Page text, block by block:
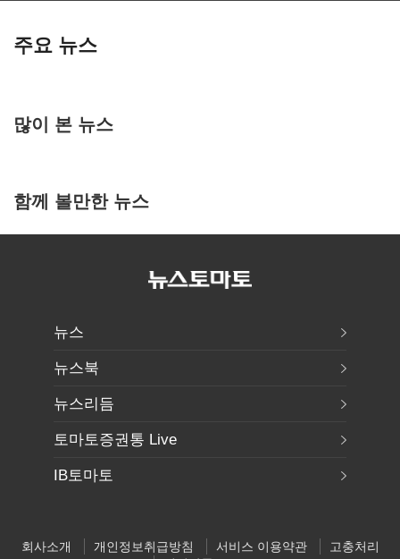
주요 뉴스
많이 본 뉴스
함께 볼만한 뉴스
뉴스
뉴스북
뉴스리듬
토마토증권통 Live
IB토마토
회사소개 개인정보취급방침 서비스 이용약관
고충처리